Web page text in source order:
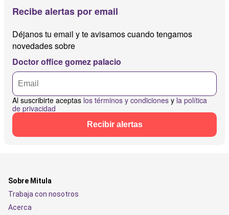
Recibe alertas por email
Déjanos tu email y te avisamos cuando tengamos
novedades sobre
Doctor office gomez palacio
Al suscribirte aceptas los términos y condiciones y la política
de privacidad
Recibir alertas
Sobre Mitula
Trabaja con nosotros
Acerca